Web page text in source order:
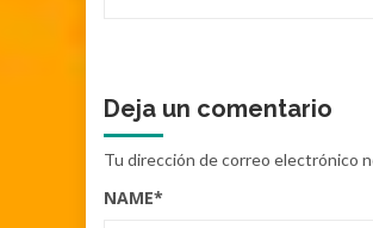
Deja un comentario
Tu dirección de correo electrónico
NAME*